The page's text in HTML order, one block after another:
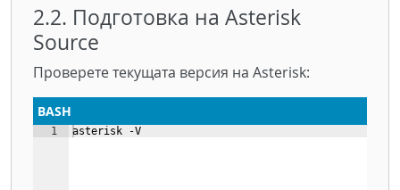
2.2. Подготовка на Asterisk
Source
Проверете текущата версия на Asterisk:
BASH
1 asterisk -V